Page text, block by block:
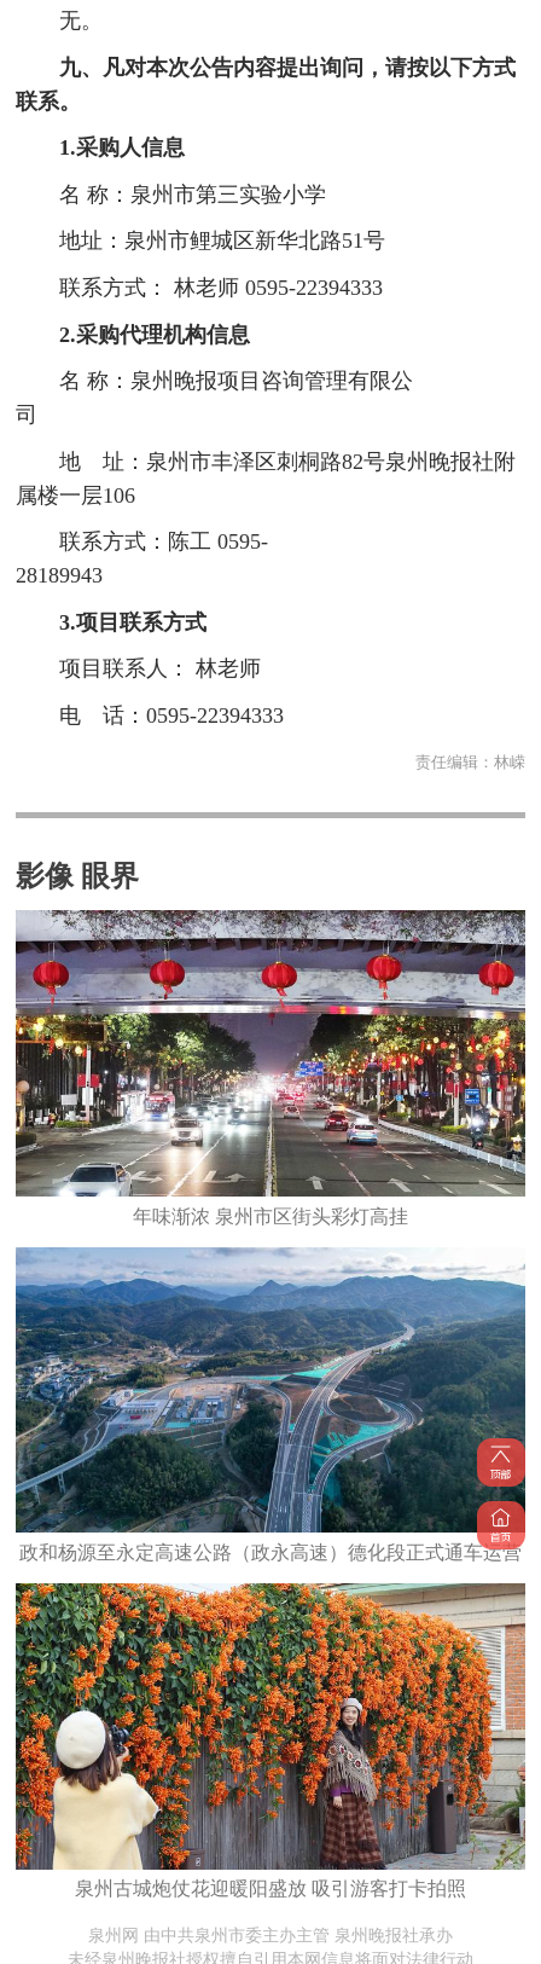
无。
九、凡对本次公告内容提出询问，请按以下方式
联系。
1.采购人信息
名 称：泉州市第三实验小学
地址：泉州市鲤城区新华北路51号
联系方式： 林老师 0595-22394333
2.采购代理机构信息
名 称：泉州晚报项目咨询管理有限公
司
地 址：泉州市丰泽区刺桐路82号泉州晚报社附
属楼一层106
联系方式：陈工 0595-
28189943
3.项目联系方式
项目联系人： 林老师
电 话：0595-22394333
责任编辑： 林嵘
影像 眼界
年味渐浓 泉州市区街头彩灯高挂
政和杨源至永定高速公路（政永高速）德化段正式通车运营
泉州古城炮仗花迎暖阳盛放 吸引游客打卡拍照
泉州网 由中共泉州市委主办主管 泉州晚报社承办
未经泉州晚报社授权擅自引用本网信息将面对法律行动